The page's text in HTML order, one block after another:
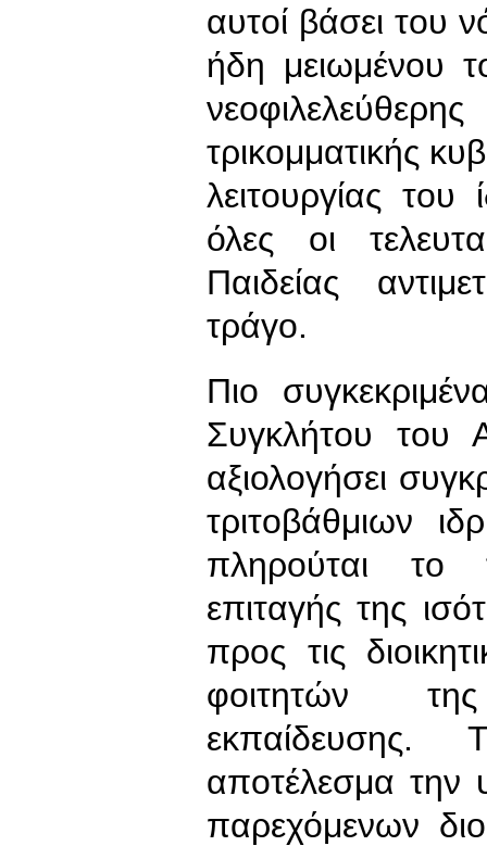
αυτοί βάσει του
ήδη μειωμένου
τρικομματικής
λειτουργίας
όλες οι
Παιδείας
τράγο.
Πιο
Συγκλήτου του
αξιολογήσει
τριτοβάθμιων
πληρούται το
επιταγής της
προς τις
φοιτητών
αποτέλεσμα την
παρεχόμενων